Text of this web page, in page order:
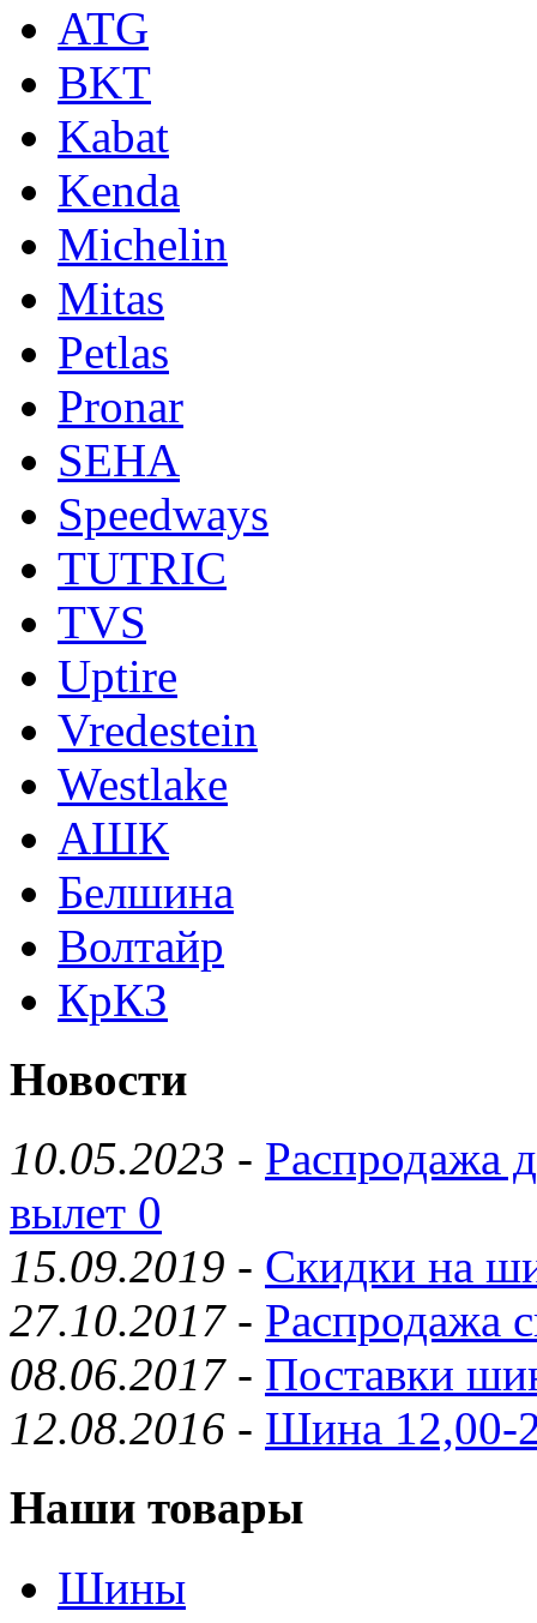
ATG
BKT
Kabat
Kenda
Michelin
Mitas
Petlas
Pronar
SEHA
Speedways
TUTRIC
TVS
Uptire
Vredestein
Westlake
АШК
Белшина
Волтайр
КрКЗ
Новости
10.05.2023 - Распродажа
вылет 0
15.09.2019 - Скидки на
27.10.2017- Распродажа
08.06.2017- Поставки
12.08.2016 - Шина 12,00-
Наши товары
Шины